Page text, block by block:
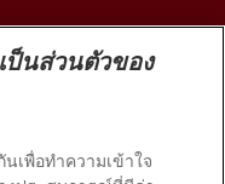
ป็นส่วนตัวของ
เพื่อทำความเข้าใจ